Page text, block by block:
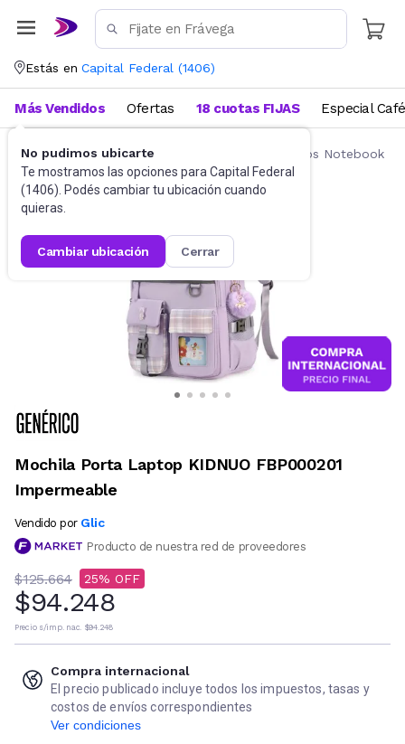
Estás en Capital Federal (1406)
No pudimos ubicarte
Te mostramos las opciones para Capital Federal
(1406). Podés cambiar tu ubicación cuando
quieras.
cambiar ubicación cerrar
Más Vendidos Ofertas 18 cuotas FIJAS Especial Café
Accesorios de Informática Mochilas y Bolsos Notebook
Mochila Porta Laptop KIDNUO FBP000201
Impermeable
Vendido por Glic
Producto de nuestra red de proveedores
$125.664 25
$94.248
Precio s/imp. nac. $94.248
Compra internacional
El precio publicado incluye todos los impuestos, tasas y
costos de envíos correspondientes
Ver condiciones